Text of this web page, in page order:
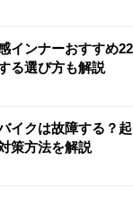
インナーおすすめ
る選び方も解説
イクは故障する？
策方法を解説